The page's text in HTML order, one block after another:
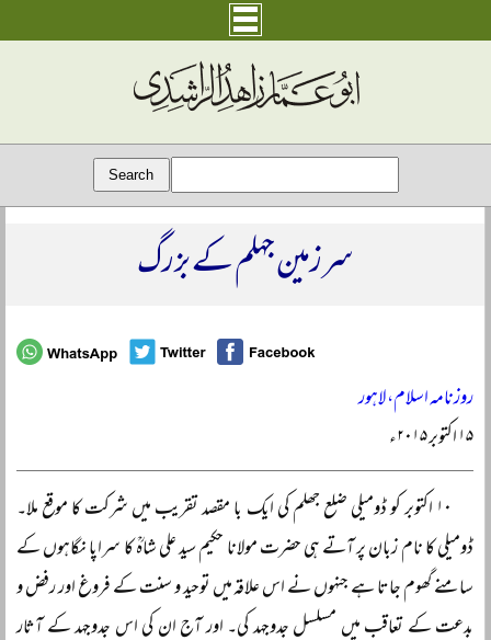
سرزمین جہلم کے بزرگ
روزنامہ اسلام، لاہور
۱۵ اکتوبر ۲۰۱۵ء
۱۰ اکتوبر کو ڈومیلی ضلع جھلم کی ایک با مقصد تقریب میں شرکت کا موقع ملا۔
ڈومیلی کا نام زبان پر آتے ہی حضرت مولانا حکیم سید علی شاہؒ کا سراپا نگاہوں کے
سامنے گھوم جاتا ہے جنہوں نے اس علاقہ میں توحید و سنت کے فروغ اور رفض و
بدعت کے تعاقب میں مسلسل جدوجہد کی۔ اور آج ان کی اس جدوجہد کے آثار